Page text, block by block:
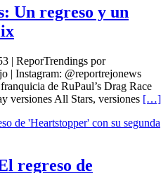
Un regreso y un
| ReporTrendings por
| Instagram: @reportrejonews
de RuPaul’s Drag Race
versiones All Stars, versiones […]
regreso de